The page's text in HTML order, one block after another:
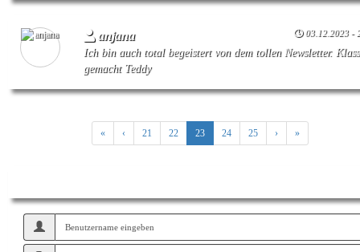
anjana 03.12.2023 -
Ich bin auch total begeistert von dem tollen Newsletter.
gemacht Teddy
« ‹ 21 22 23 24 25 › »